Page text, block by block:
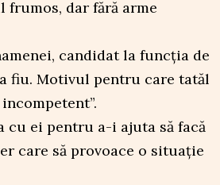
dar fără arme
candidat la funcția de
fiu. Motivul pentru care tatăl
cu ei pentru a-i ajuta să facă
care să provoace o situație